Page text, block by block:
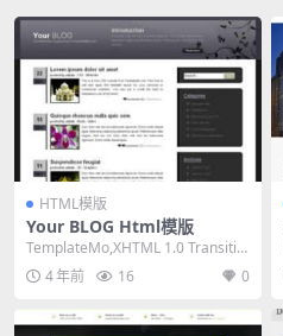
HTML模版
Your BLOG Html模版
TemplateMo,XHTML 1.0 Transitio
nal,Fixed ...
4 年前 16 0